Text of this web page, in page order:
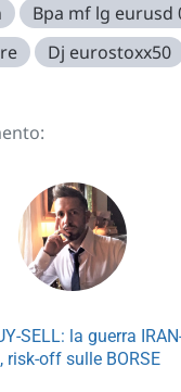
Bpa mf lg eurusd
Dj eurostoxx50
SELL: la guerra
off sulle BORSE